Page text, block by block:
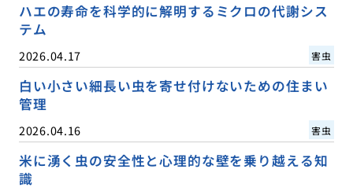
ハエの寿命を科学的に解明するミクロの代謝シス
テム
2026.04.17 害虫
白い小さい細長い虫を寄せ付けないための住まい
管理
2026.04.16 害虫
米に湧く虫の安全性と心理的な壁を乗り越える知
識